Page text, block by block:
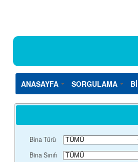
ANASAYFA SORGULAMA
Bina Türü
Bina Sınıfı